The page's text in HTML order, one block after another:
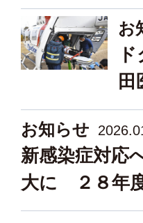
お
お知らせ
新感染症対
大に ２８年